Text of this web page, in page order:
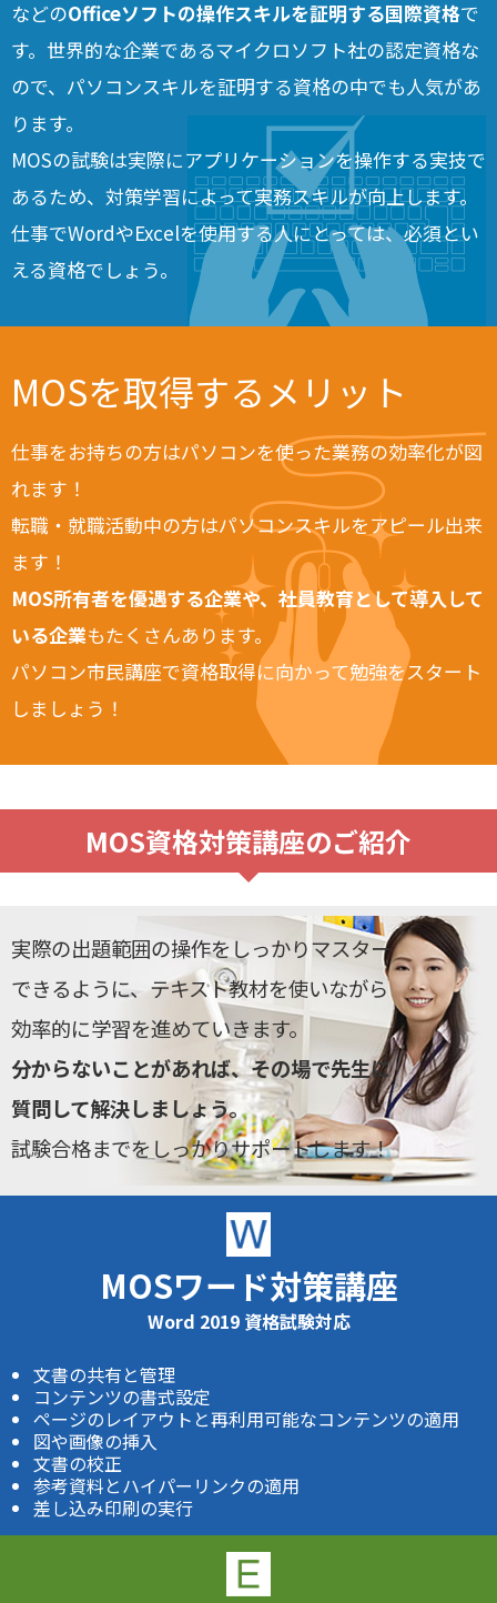
などのOfficeソフトの操作スキルを証明する国際資格で
す。世界的な企業であるマイクロソフト社の認定資格な
ので、パソコンスキルを証明する資格の中でも人気があ
ります。
MOSの試験は実際にアプリケーションを操作する実技で
あるため、対策学習によって実務スキルが向上します。
仕事でWordやExcelを使用する人にとっては、必須とい
える資格でしょう。
MOSを取得するメリット
仕事をお持ちの方はパソコンを使った業務の効率化が図
れます！
転職・就職活動中の方はパソコンスキルをアピール出来
ます！
MOS所有者を優遇する企業や、社員教育として導入して
いる企業もたくさんあります。
パソコン市民講座で資格取得に向かって勉強をスタート
しましょう！
MOS資格対策講座のご紹介
実際の出題範囲の操作をしっかりマスター
できるように、テキスト教材を使いながら
効率的に学習を進めていきます。
分からないことがあれば、その場で先生に
質問して解決しましょう。
試験合格までをしっかりサポートします！
MOSワード対策講座
Word 2019 資格試験対応
文書の共有と管理
コンテンツの書式設定
ページのレイアウトと再利用可能なコンテンツの適用
図や画像の挿入
文書の校正
参考資料とハイパーリンクの適用
差し込み印刷の実行